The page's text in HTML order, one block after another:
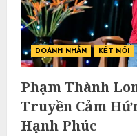
DOANH NHÂN KẾT NỐI
Phạm Thành
Truyền Cảm
Hạnh Phúc